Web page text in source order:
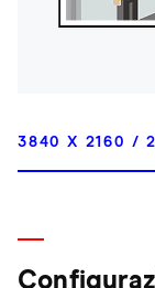
3840 X 2160 /